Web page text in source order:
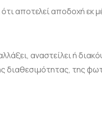
αποτελεί αποδοχή εκ
αναστείλει ή
διαθεσιμότητας, της